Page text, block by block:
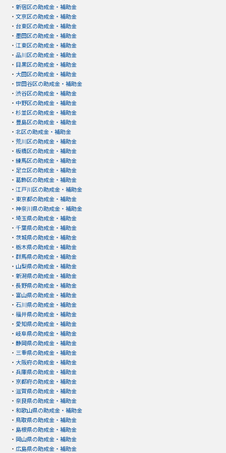
・ 新宿区の助成金・補助金
・ 文京区の助成金・補助金
・ 台東区の助成金・補助金
・ 墨田区の助成金・補助金
・ 江東区の助成金・補助金
・ 品川区の助成金・補助金
・ 目黒区の助成金・補助金
・ 大田区の助成金・補助金
・ 世田谷区の助成金・補助金
・ 渋谷区の助成金・補助金
・ 中野区の助成金・補助金
・ 杉並区の助成金・補助金
・ 豊島区の助成金・補助金
・ 北区の助成金・補助金
・ 荒川区の助成金・補助金
・ 板橋区の助成金・補助金
・ 練馬区の助成金・補助金
・ 足立区の助成金・補助金
・ 葛飾区の助成金・補助金
・ 江戸川区の助成金・補助金
・ 東京都の助成金・補助金
・ 神奈川県の助成金・補助金
・ 埼玉県の助成金・補助金
・ 千葉県の助成金・補助金
・ 茨城県の助成金・補助金
・ 栃木県の助成金・補助金
・ 群馬県の助成金・補助金
・ 山梨県の助成金・補助金
・ 新潟県の助成金・補助金
・ 長野県の助成金・補助金
・ 富山県の助成金・補助金
・ 石川県の助成金・補助金
・ 福井県の助成金・補助金
・ 愛知県の助成金・補助金
・ 岐阜県の助成金・補助金
・ 静岡県の助成金・補助金
・ 三重県の助成金・補助金
・ 大阪府の助成金・補助金
・ 兵庫県の助成金・補助金
・ 京都府の助成金・補助金
・ 滋賀県の助成金・補助金
・ 奈良県の助成金・補助金
・ 和歌山県の助成金・補助金
・ 鳥取県の助成金・補助金
・ 島根県の助成金・補助金
・ 岡山県の助成金・補助金
・ 広島県の助成金・補助金